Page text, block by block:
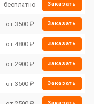
бесплатно Заказать
от 3500 ₽ Заказать
от 4800 ₽ Заказать
от 2900 ₽ Заказать
от 3500 ₽ Заказать